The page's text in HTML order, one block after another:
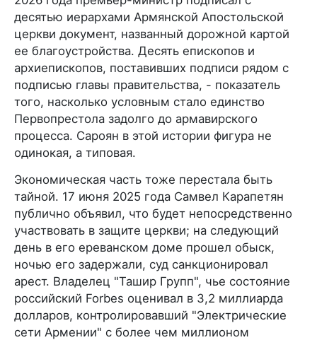
десятью иерархами Армянской Апостольской
церкви документ, названный дорожной картой
ее благоустройства. Десять епископов и
архиепископов, поставивших подписи рядом с
подписью главы правительства, - показатель
того, насколько условным стало единство
Первопрестола задолго до армавирского
процесса. Сароян в этой истории фигура не
одинокая, а типовая.
Экономическая часть тоже перестала быть
тайной. 17 июня 2025 года Самвел Карапетян
публично объявил, что будет непосредственно
участвовать в защите церкви; на следующий
день в его ереванском доме прошел обыск,
ночью его задержали, суд санкционировал
арест. Владелец "Ташир Групп", чье состояние
российский Forbes оценивал в 3,2 миллиарда
долларов, контролировавший "Электрические
сети Армении" с более чем миллионом